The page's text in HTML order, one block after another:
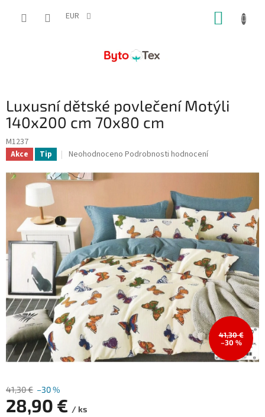
EUR
Luxusní dětské povlečení Motýli
140x200 cm 70x80 cm
M1237
Akce Tip
Průměrné
produktu
je
5
hvězdiček.
Neohodnoceno Podrobnosti hodnocení
41,30 €
–30 %
41,30 € –30 %
28,90 € / ks